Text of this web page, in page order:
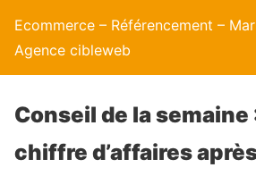
Ecommerce – Référencement –
Agence cibleweb
Conseil de la semaine
chiffre d’affaires